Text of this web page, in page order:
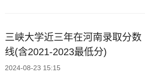
三峡大学近三年在河南录取分数
线(含2021-2023最低分)
2024-08-23 15:15